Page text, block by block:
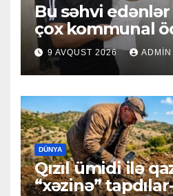
Bu səhvi
çox kommunal
9 AVQUST 2026 ADMIN
DÜNYA
Qızıl ümidi ilə
“xəzinə”